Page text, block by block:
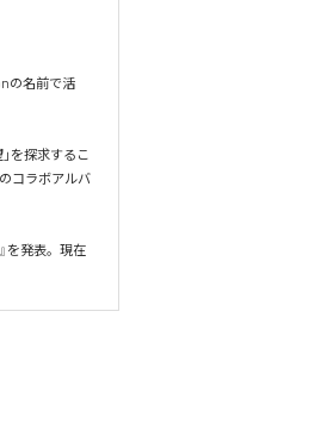
の名前で活
を探求するこ
コラボアルバ
を発表。現在